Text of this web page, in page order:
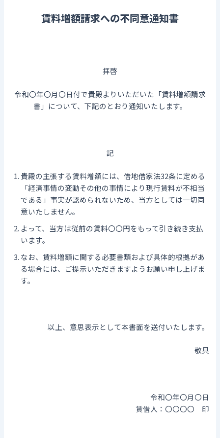
賃料増額請求への不同意通知書
拝啓
令和〇年〇月〇日付で貴殿よりいただいた「賃料増額請求
書」について、下記のとおり通知いたします。
記
貴殿の主張する賃料増額には、借地借家法32条に定める
「経済事情の変動その他の事情により現行賃料が不相当
である」事実が認められないため、当方としては一切同
意いたしません。
よって、当方は従前の賃料〇〇円をもって引き続き支払
います。
なお、賃料増額に関する必要書類および具体的根拠があ
る場合には、ご提示いただきますようお願い申し上げま
す。
以上、意思表示として本書面を送付いたします。
敬具
令和〇年〇月〇日
賃借人：〇〇〇〇 印